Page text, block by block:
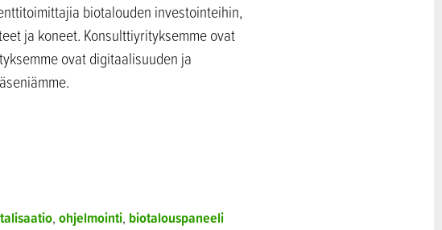
biotalouden investointeihin,
ja koneet. Konsulttiyrityksemme ovat
ovat digitaalisuuden ja
, ohjelmointi, biotalouspaneeli